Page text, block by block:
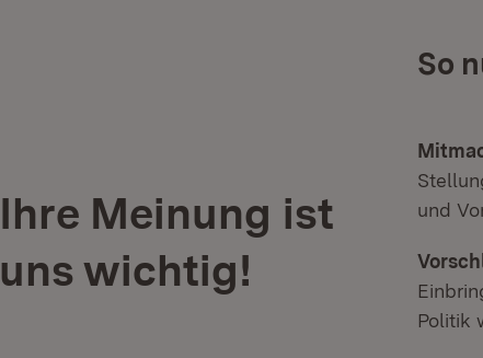
Ihre Meinung ist
uns wichtig!
So
und
Politik